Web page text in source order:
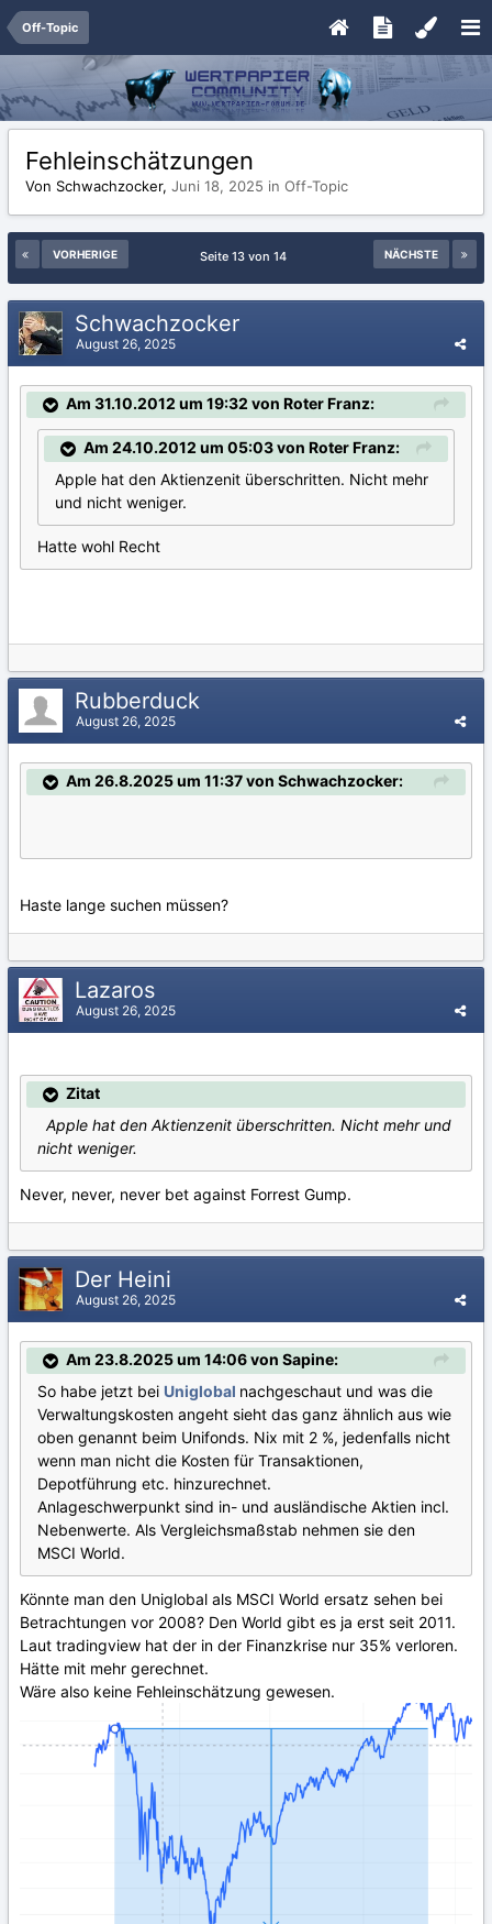
Off-Topic
Fehleinschätzungen
Von Schwachzocker, Juni 18, 2025 in Off-Topic
VORHERIGE NÄCHSTE
Seite 13 von 14
Schwachzocker
August 26, 2025
Am 31.10.2012 um 19:32 von Roter Franz:
Am 24.10.2012 um 05:03 von Roter Franz:
Apple hat den Aktienzenit überschritten. Nicht mehr
und nicht weniger.
Hatte wohl Recht
Rubberduck
August 26, 2025
Am 26.8.2025 um 11:37 von Schwachzocker:
Haste lange suchen müssen?
Lazaros
August 26, 2025
Zitat
Apple hat den Aktienzenit überschritten. Nicht mehr und
nicht weniger.
Never, never, never bet against Forrest Gump.
Der Heini
August 26, 2025
Am 23.8.2025 um 14:06 von Sapine:
So habe jetzt bei Uniglobal nachgeschaut und was die
Verwaltungskosten angeht sieht das ganz ähnlich aus wie
oben genannt beim Unifonds. Nix mit 2 %, jedenfalls nicht
wenn man nicht die Kosten für Transaktionen,
Depotführung etc. hinzurechnet.
Anlageschwerpunkt sind in- und ausländische Aktien incl.
Nebenwerte. Als Vergleichsmaßstab nehmen sie den
MSCI World.
Könnte man den Uniglobal als MSCI World ersatz sehen bei
Betrachtungen vor 2008? Den World gibt es ja erst seit 2011.
Laut tradingview hat der in der Finanzkrise nur 35% verloren.
Hätte mit mehr gerechnet.
Wäre also keine Fehleinschätzung gewesen.